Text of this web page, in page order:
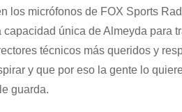
los micrófonos de FOX Sports
única de Almeyda para
técnicos más queridos y
y que por eso la gente lo
guarda.